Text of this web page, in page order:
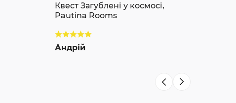
Квест Загублені у космосі,
Pautina Rooms
Андрій